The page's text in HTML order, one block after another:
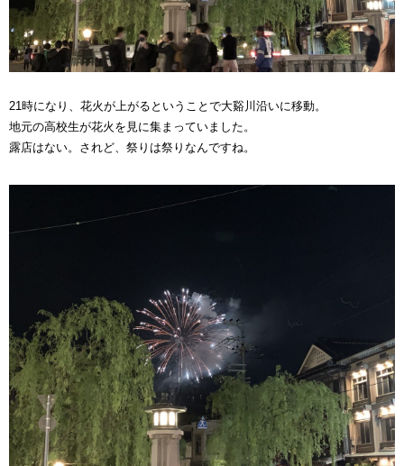
21時になり、花火が上がるということで大谿川沿いに移動。
地元の高校生が花火を見に集まっていました。
露店はない。されど、祭りは祭りなんですね。